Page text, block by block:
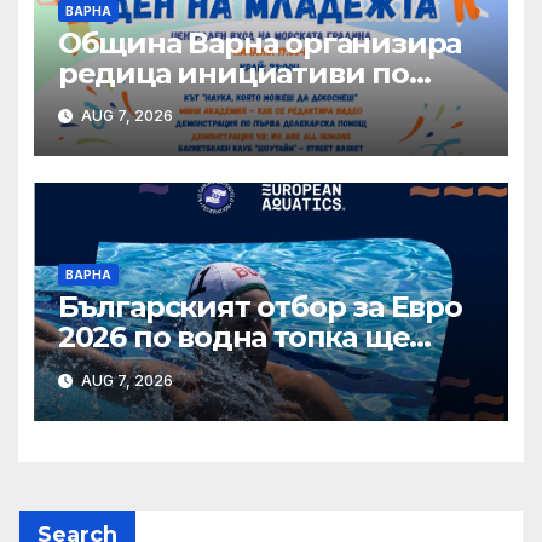
ВАРНА
Община Варна организира
редица инициативи по
повод Международния ден
на младежта – 12 август
AUG 7, 2026
ВАРНА
Българският отбор за Евро
2026 по водна топка ще
бъде обявен на 7 август
AUG 7, 2026
Search